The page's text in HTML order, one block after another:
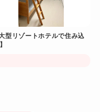
型リゾートホテルで住み込